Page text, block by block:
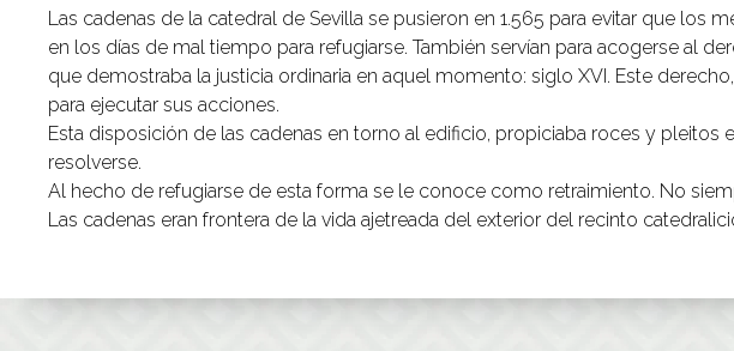
Las cadenas de la catedral de Sevilla se pusieron en 1.565 para evitar que los
en los días de mal tiempo para refugiarse. También servían para acogerse al
que demostraba la justicia ordinaria en aquel momento: siglo XVI. Este
para ejecutar sus acciones.
Esta disposición de las cadenas en torno al edificio, propiciaba roces y
resolverse.
Al hecho de refugiarse de esta forma se le conoce como retraimiento. No
Las cadenas eran frontera de la vida ajetreada del exterior del recinto